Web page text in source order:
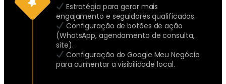
Estratégia para gerar mais
engajamento e seguidores qualificados.
Configuração de botões de ação
(WhatsApp, agendamento de consulta,
site).
Configuração do Google Meu Negócio
para aumentar a visibilidade local.